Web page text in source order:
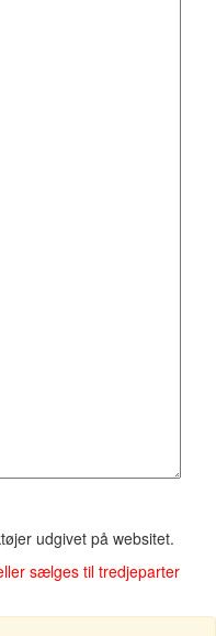
udgivet på websitet.
sælges til tredjeparter